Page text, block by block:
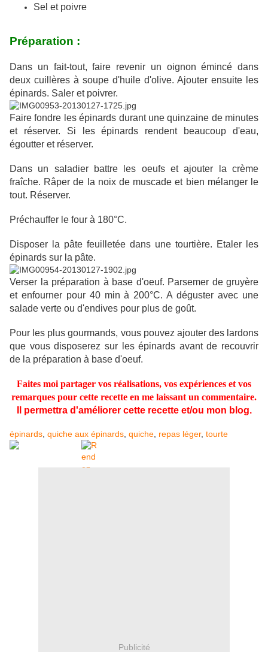
Sel et poivre
Préparation :
Dans un fait-tout, faire revenir un oignon émincé dans
deux cuillères à soupe d'huile d'olive. Ajouter ensuite les
épinards. Saler et poivrer.
Faire fondre les épinards durant une quinzaine de minutes
et réserver. Si les épinards rendent beaucoup d'eau,
égoutter et réserver.
Dans un saladier battre les oeufs et ajouter la crème
fraîche. Râper de la noix de muscade et bien mélanger le
tout. Réserver.
Préchauffer le four à 180°C.
Disposer la pâte feuilletée dans une tourtière. Etaler les
épinards sur la pâte.
Verser la préparation à base d'oeuf. Parsemer de gruyère
et enfourner pour 40 min à 200°C. A déguster avec une
salade verte ou d'endives pour plus de goût.
Pour les plus gourmands, vous pouvez ajouter des lardons
que vous disposerez sur les épinards avant de recouvrir
de la préparation à base d'oeuf.
Faites moi partager vos réalisations, vos expériences et vos
remarques pour cette recette en me laissant un commentaire.
Il permettra d'améliorer cette recette et/ou mon blog.
épinards quiche aux épinards quiche repas léger, tourte
Publicité